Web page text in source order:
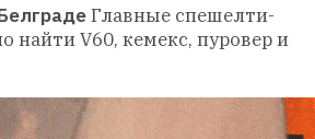
Главные спешелти-
найти V60, кемекс, пуровер и